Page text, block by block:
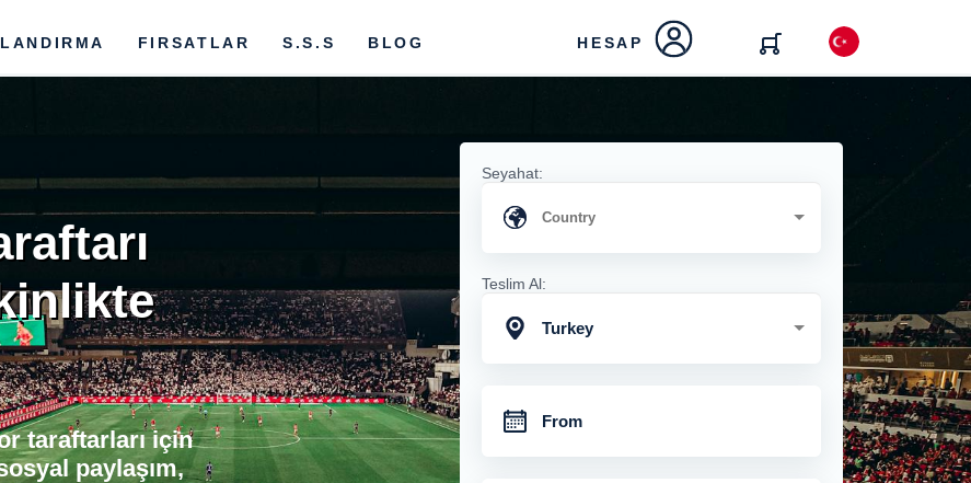
FIRSATLAR S.S.S BLOG HESAP
taraftarları için
paylaşım,
Seyahat:
Teslim Al:
Turkey